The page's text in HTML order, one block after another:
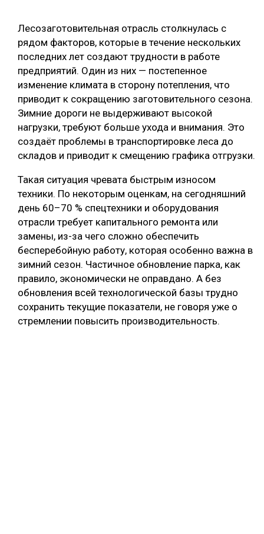
МЕБЕЛЬНОЕ ПРОИЗВОДСТВО
Лесозаготовительная отрасль столкнулась с
рядом факторов, которые в течение нескольких
последних лет создают трудности в работе
предприятий. Один из них — постепенное
изменение климата в сторону потепления, что
приводит к сокращению заготовительного сезона.
Зимние дороги не выдерживают высокой
нагрузки, требуют больше ухода и внимания. Это
создаёт проблемы в транспортировке леса до
складов и приводит к смещению графика отгрузки.
Такая ситуация чревата быстрым износом
техники. По некоторым оценкам, на сегодняшний
день 60–70 % спецтехники и оборудования
отрасли требует капитального ремонта или
замены, из-за чего сложно обеспечить
бесперебойную работу, которая особенно важна в
зимний сезон. Частичное обновление парка, как
правило, экономически не оправдано. А без
обновления всей технологической базы трудно
сохранить текущие показатели, не говоря уже о
стремлении повысить производительность.